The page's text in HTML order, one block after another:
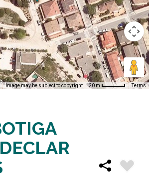
Image may be subject to copyright 20 m Terms